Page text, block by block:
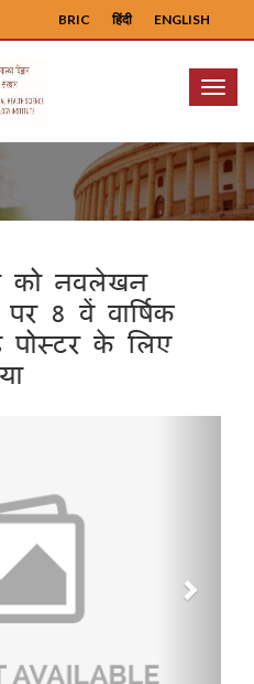
ENGLISH
हिंदी
BRIC
Menu
को नवलेखन
पर 8 वें वार्षिक
पोस्टर के लिए